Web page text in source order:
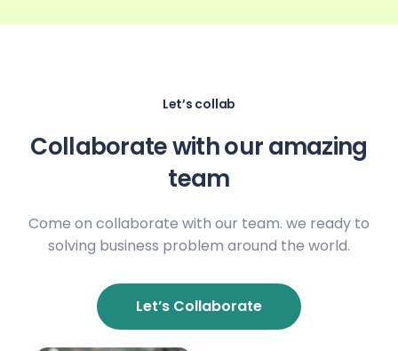
Let’s collab
Collaborate with our amazing
team
Come on collaborate with our team. we ready to
solving business problem around the world.
Let’s Collaborate